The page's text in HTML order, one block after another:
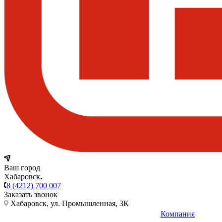
Ваш город
Хабаровск
8 (4212) 700 007
Заказать звонок
Хабаровск, ул. Промышленная, 3К
Компания